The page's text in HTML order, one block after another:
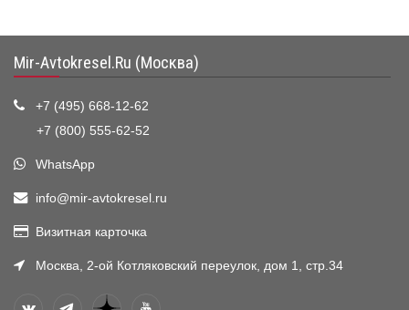
Mir-Avtokresel.Ru (Москва)
+7 (495) 668-12-62
+7 (800) 555-62-52
WhatsApp
info@mir-avtokresel.ru
Визитная карточка
Москва, 2-ой Котляковский переулок, дом 1, стр.34